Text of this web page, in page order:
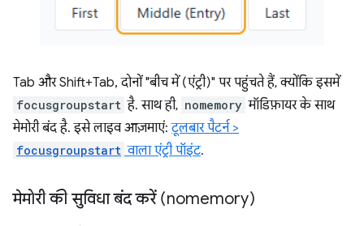
Tab और Shift+Tab, दोनों "बीच में (एंट्री)" पर पहुंचते हैं, क्योंकि इसमें
focusgroupstart है. साथ ही, nomemory मॉडिफ़ायर के साथ
मेमोरी बंद है. इसे लाइव आज़माएं:टूलबार पैटर्न >
focusgroupstart वाला एंट्री पॉइंट.
मेमोरी की सुविधा बंद करें (nomemory)